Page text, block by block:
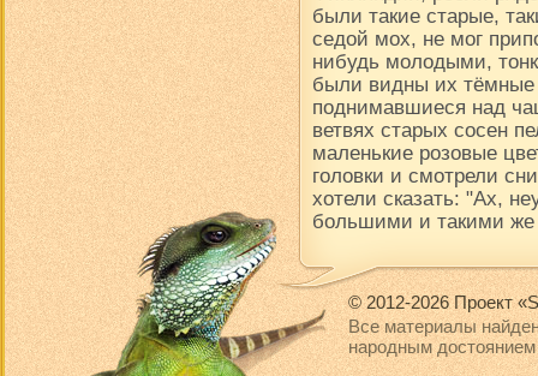
были такие старые,
седой мох, не мог
нибудь молодыми,
были видны их
поднимавшиеся над
ветвях старых сосен
маленькие розовые
головки и смотрели
хотели сказать: "Ах,
большими и такими
© 2012-2026 Проект
Все материалы
народным достоянием